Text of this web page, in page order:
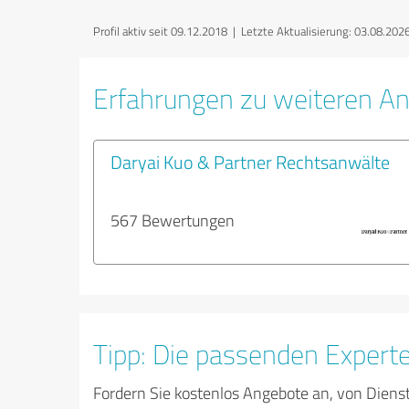
Profil aktiv seit 09.12.2018 | Letzte Aktualisierung:
Erfahrungen zu weiteren
Daryai Kuo & Partner Rechtsanwälte
567 Bewertungen
Tipp: Die passenden
Fordern Sie kostenlos Angebote an, von